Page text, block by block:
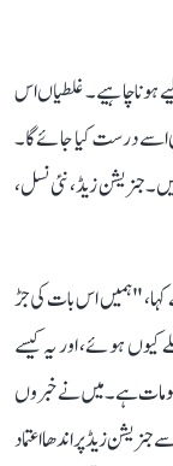
ہونا چاہیے۔ غلطیاں اس
اسے درست کیا جائے گا۔
جنریشن زیڈ ، نئی نسل،
"ہمیں اس بات کی جڑ
ہوئے، اور یہ کیسے
ہے۔ میں نے خبروں
زیڈ پر اندھا اعتماد